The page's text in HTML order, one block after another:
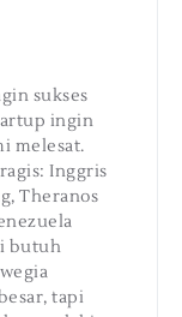
sukses
ingin
melesat.
Inggris
Theranos
butuh
tapi